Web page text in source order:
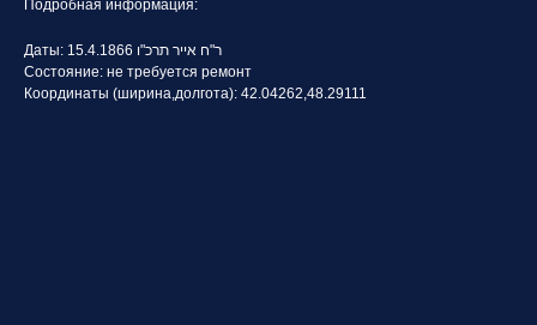
Подробная информация:
Даты: 15.4.1866 ר"ח אייר תרכ"ו
Состояние: не требуется ремонт
Координаты (ширина,долгота): 42.04262,48.29111